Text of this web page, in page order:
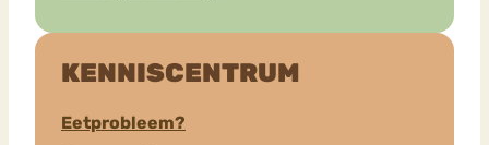
KENNISCENTRUM
Eetprobleem?